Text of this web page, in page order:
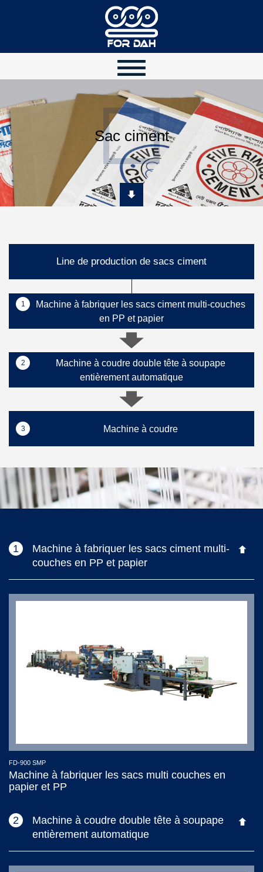
Sac ciment
Line de production de sacs ciment
1
Machine à fabriquer les sacs ciment multi-couches
en PP et papier
2
Machine à coudre double tête à soupape
entièrement automatique
3 Machine à coudre
1
Machine à fabriquer les sacs ciment multi-
couches en PP et papier
FD-900 SMP
Machine à fabriquer les sacs multi couches en
papier et PP
2
Machine à coudre double tête à soupape
entièrement automatique